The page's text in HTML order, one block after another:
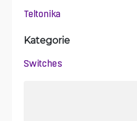
Teltonika
Kategorie
Switches